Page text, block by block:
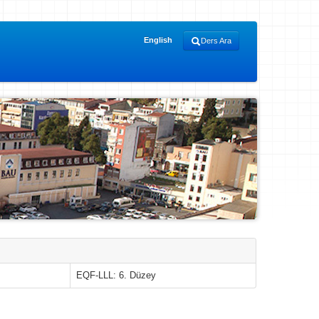
English Ders Ara
EQF-LLL: 6. Düzey